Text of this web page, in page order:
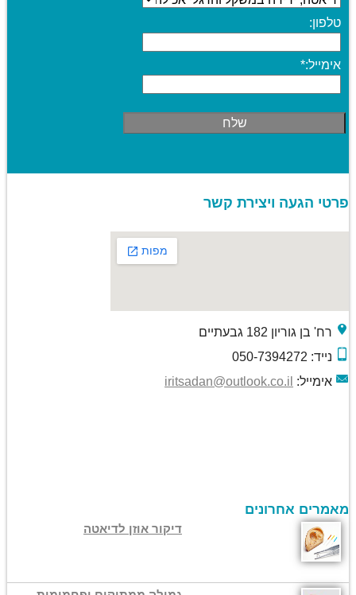
טלפון:
אימייל:*
פרטי הגעה ויצירת קשר
רח' בן גוריון 182 גבעתיים
נייד: 050-7394272
אימייל: iritsadan@outlook.co.il
מאמרים אחרונים
דיקור אוזן לדיאטה